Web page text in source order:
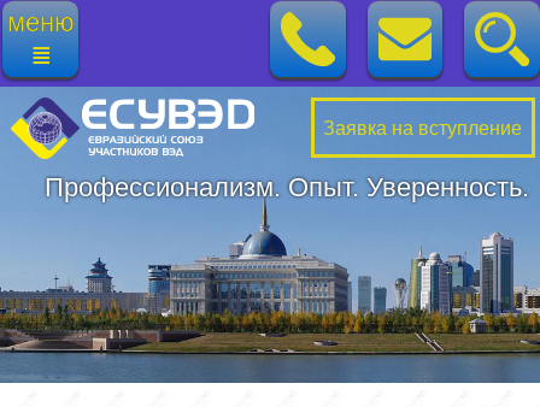
меню
≣
Профессионализм. Опыт. Уверенность.
Заявка на вступление